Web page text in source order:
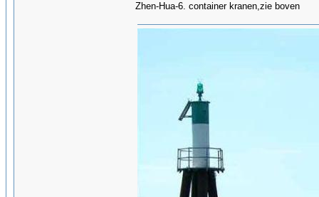
Zhen-Hua-6. container kranen,zie boven